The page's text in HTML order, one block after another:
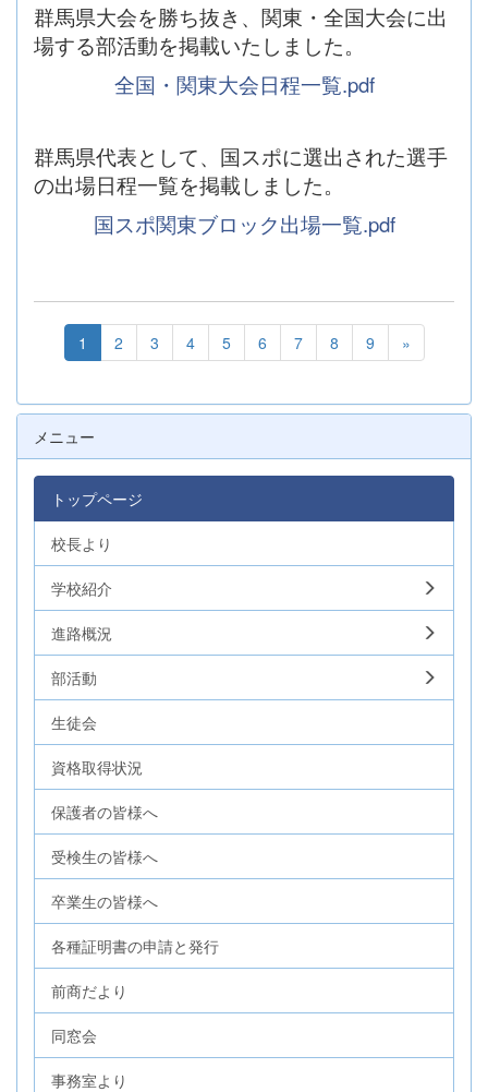
群馬県大会を勝ち抜き、関東・全国大会に出
場する部活動を掲載いたしました。
全国・関東大会日程一覧.pdf
群馬県代表として、国スポに選出された選手
の出場日程一覧を掲載しました。
国スポ関東ブロック出場一覧.pdf
1 2 3 4 5 6 7 8 9 »
メニュー
トップページ
校長より
学校紹介
進路概況
部活動
生徒会
資格取得状況
保護者の皆様へ
受検生の皆様へ
卒業生の皆様へ
各種証明書の申請と発行
前商だより
同窓会
事務室より